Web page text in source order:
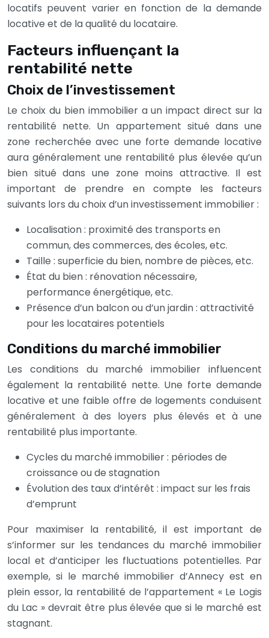
locatifs peuvent varier en fonction de la demande
locative et de la qualité du locataire.
Facteurs influençant la
rentabilité nette
Choix de l’investissement
Le choix du bien immobilier a un impact direct sur la
rentabilité nette. Un appartement situé dans une
zone recherchée avec une forte demande locative
aura généralement une rentabilité plus élevée qu’un
bien situé dans une zone moins attractive. Il est
important de prendre en compte les facteurs
suivants lors du choix d’un investissement immobilier :
Localisation : proximité des transports en
commun, des commerces, des écoles, etc.
Taille : superficie du bien, nombre de pièces, etc.
État du bien : rénovation nécessaire,
performance énergétique, etc.
Présence d’un balcon ou d’un jardin : attractivité
pour les locataires potentiels
Conditions du marché immobilier
Les conditions du marché immobilier influencent
également la rentabilité nette. Une forte demande
locative et une faible offre de logements conduisent
généralement à des loyers plus élevés et à une
rentabilité plus importante.
Cycles du marché immobilier : périodes de
croissance ou de stagnation
Évolution des taux d’intérêt : impact sur les frais
d’emprunt
Pour maximiser la rentabilité, il est important de
s’informer sur les tendances du marché immobilier
local et d’anticiper les fluctuations potentielles. Par
exemple, si le marché immobilier d’Annecy est en
plein essor, la rentabilité de l’appartement « Le Logis
du Lac » devrait être plus élevée que si le marché est
stagnant.